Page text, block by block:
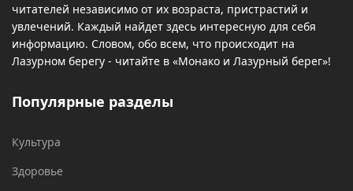
читателей независимо от их возраста, пристрастий и
увлечений. Каждый найдет здесь интересную для себя
информацию. Словом, обо всем, что происходит на
Лазурном берегу - читайте в «Монако и Лазурный берег»!
Популярные разделы
Культура
Здоровье